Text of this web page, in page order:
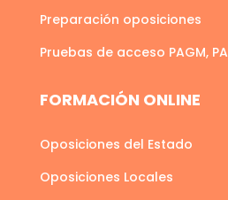
Preparación oposiciones
Pruebas de acceso PAGM,
FORMACIÓN ONLINE
Oposiciones del Estado
Oposiciones Locales